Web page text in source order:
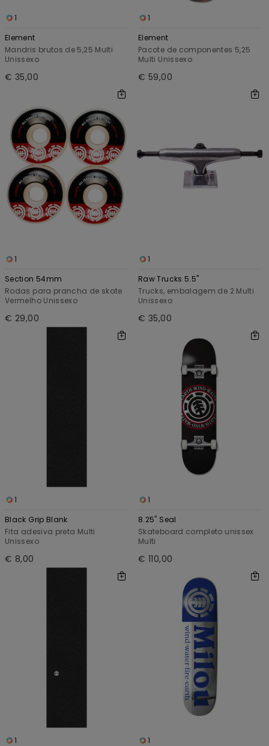
1
Element
Mandris brutos de 5,25 Multi
Unissexo
€ 35,00
1
Element
Pacote de componentes 5,25
Multi Unissexo
€ 59,00
1
Section 54mm
Rodas para prancha de skate
Vermelho Unissexo
€ 29,00
1
Raw Trucks 5.5"
Trucks, embalagem de 2 Multi
Unissexo
€ 35,00
1
Black Grip Blank
Fita adesiva preta Multi
Unissexo
€ 8,00
1
8.25" Seal
Skateboard completo unissex
Multi
€ 110,00
1
1